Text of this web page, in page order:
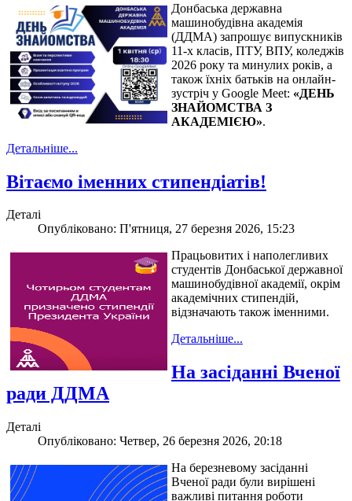
Донбаська державна
машинобудівна академія
(ДДМА) запрошує випускників
11-х класів, ПТУ, ВПУ, коледжів
2026 року та минулих років, а
також їхніх батьків на онлайн-
зустріч у Google Meet: «ДЕНЬ
ЗНАЙОМСТВА З
АКАДЕМІЄЮ».
Детальніше...
Вітаємо іменних стипендіатів!
Деталі
Опубліковано: П'ятниця, 27 березня 2026, 15:23
Працьовитих і наполегливих
студентів Донбаської державної
машинобудівної академії, окрім
академічних стипендій,
відзначають також іменними.
Детальніше...
На засіданні Вченої
ради ДДМА
Деталі
Опубліковано: Четвер, 26 березня 2026, 20:18
На березневому засіданні
Вченої ради були вирішені
важливі питання роботи